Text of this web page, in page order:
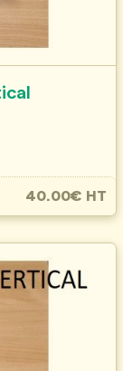
40.00€ HT